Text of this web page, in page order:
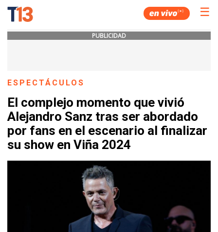
☰
PUBLICIDAD
ESPECTÁCULOS
El complejo momento que vivió
Alejandro Sanz tras ser abordado
por fans en el escenario al finalizar
su show en Viña 2024